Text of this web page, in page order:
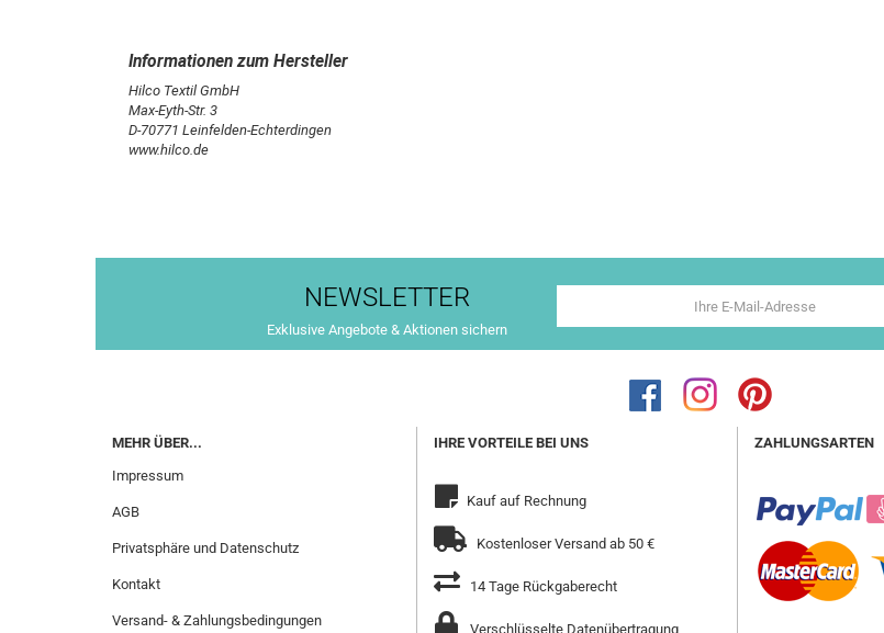
Hilco Textil GmbH
Max-Eyth-Str. 3
D-70771 Leinfelden-Echterdingen
www.hilco.de
NEWSLETTER
Exklusive Angebote & Aktionen sichern
MEHR ÜBER...
Impressum
AGB
Privatsphäre und Datenschutz
Kontakt
Versand- & Zahlungsbedingungen
IHRE VORTEILE BEI UNS
Kauf auf Rechnung
Kostenloser Versand ab 50 €
14 Tage Rückgaberecht
Verschlüsselte Datenübertragung
ZAHLUNGSARTEN